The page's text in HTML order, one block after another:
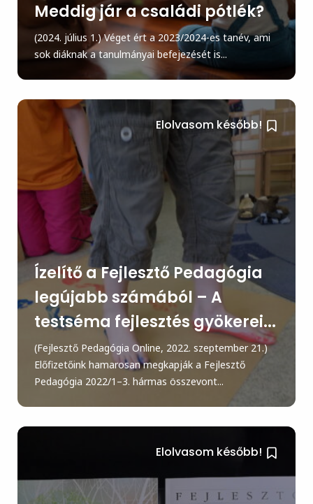
Meddig jár a családi pótlék?
(2024. július 1.) Véget ért a 2023/2024-es tanév, ami
sok diáknak a tanulmányai befejezését is...
Elolvasom később!
Ízelítő a Fejlesztő Pedagógia
legújabb számából – A
testséma fejlesztés gyökerei...
(Fejlesztő Pedagógia Online, 2022. szeptember 21.)
Előfizetőink hamarosan megkapják a Fejlesztő
Pedagógia 2022/1–3. hármas összevont...
Elolvasom később!